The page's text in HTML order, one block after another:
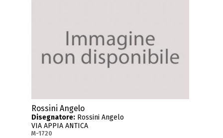
Rossini Angelo
Disegnatore: Rossini Angelo
VIA APPIA ANTICA
M-1720